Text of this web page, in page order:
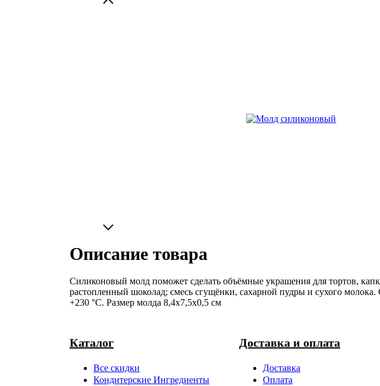
Описание товара
Силиконовый молд поможет сделать объёмные украшения для тортов,
растопленный шоколад; смесь сгущёнки, сахарной пудры и сухого
+230 °C. Размер молда 8,4х7,5х0,5 см
Каталог
Все скидки
Кондитерские Ингредиенты
Доставка и оплата
Доставка
Оплата